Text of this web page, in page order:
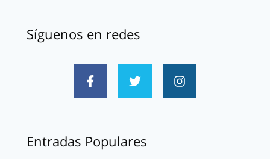
Síguenos en redes
Entradas Populares